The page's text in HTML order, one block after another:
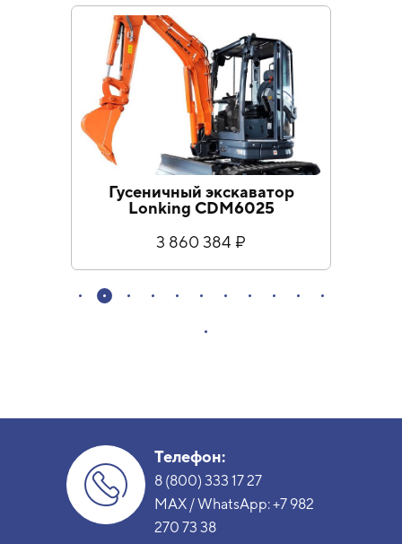
Гусеничный экскаватор
Lonking CDM6025
3 860 384 ₽
Телефон:
8 (800) 333 17 27
MAX / WhatsApp:+7 982
270 73 38